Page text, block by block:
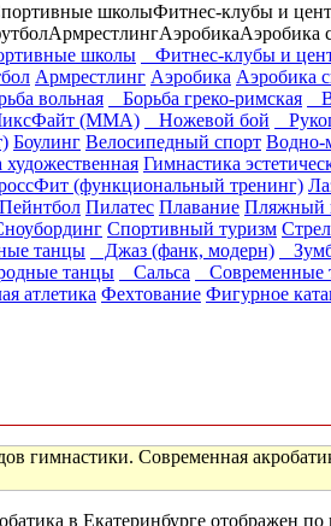
школыФитнес-клубы и
АрмрестлингАэробикаАэробика
школы Фитнес-клубы и
Армрестлинг Аэробика Аэробика
вольная Борьба греко-римская
(ММА) Ножевой бой
Боулинг Велосипедный спорт Водно-
Гимнастика
(функциональный тренинг)
Пейнтбол Пилатес Плавание Пляжный
Спортивный туризм
танцы Джаз (фанк, модерн)
танцы Сальса Современные
атлетика Фехтование Фигурное
гимнастики. Современная
в Екатеринбурге отображен